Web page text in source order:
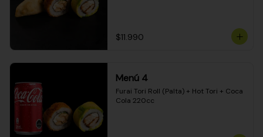
$11.990
Menú 4
Furai Tori Roll (Palta) + Hot Tori + Coca
Cola 220cc